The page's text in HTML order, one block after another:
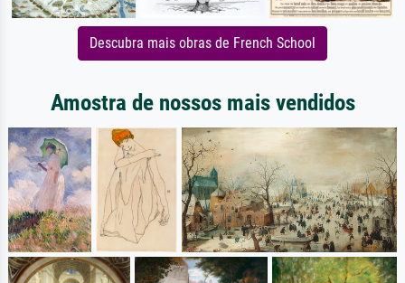
Descubra mais obras de French School
Amostra de nossos mais vendidos